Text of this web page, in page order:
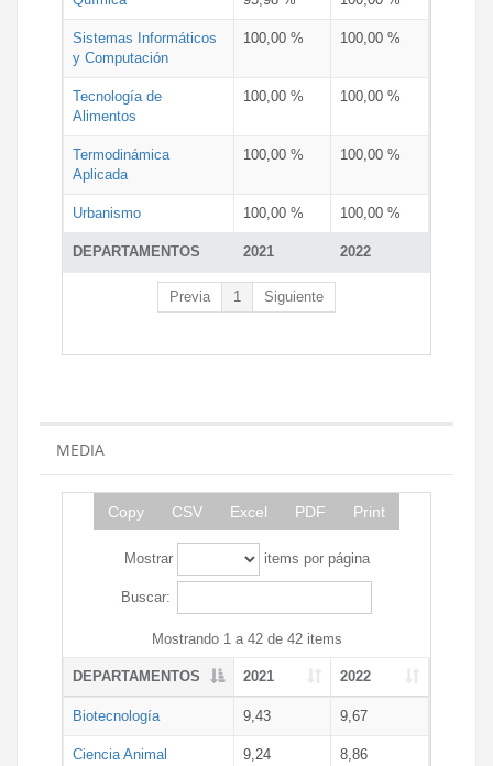
DEPARTAMENTOS 2021 2022
Sistemas Informáticos
y Computación
100,00 % 100,00 %
Tecnología de
Alimentos
100,00 % 100,00 %
Termodinámica
Aplicada
100,00 % 100,00 %
Urbanismo 100,00 % 100,00 %
Previa 1 Siguiente
MEDIA
Copy CSV Excel PDF Print
Mostrar items por página
Buscar:
Mostrando 1 a 42 de 42 items
DEPARTAMENTOS 2021 2022
Biotecnología 9,43 9,67
Ciencia Animal 9,24 8,86